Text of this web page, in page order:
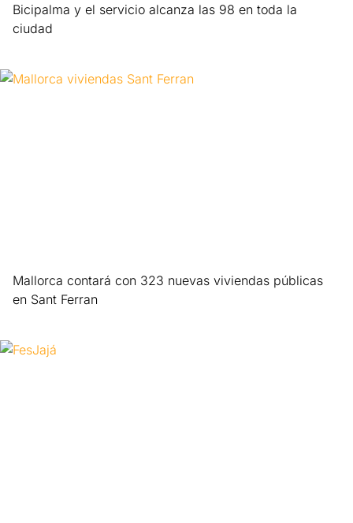
Bicipalma y el servicio alcanza las 98 en toda la
ciudad
Mallorca contará con 323 nuevas viviendas públicas
en Sant Ferran